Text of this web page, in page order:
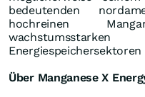
bedeutenden
hochreinen
Über Manganese X